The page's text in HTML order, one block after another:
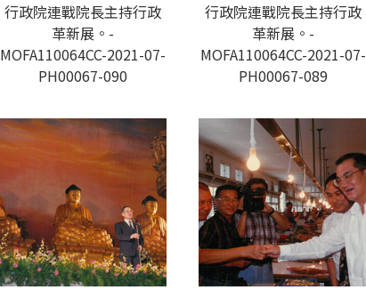
行政院連戰院長主持行政
革新展。-
MOFA110064CC-2021-07-
PH00067-090
行政院連戰院長主持行政
革新展。-
MOFA110064CC-2021-07-
PH00067-089